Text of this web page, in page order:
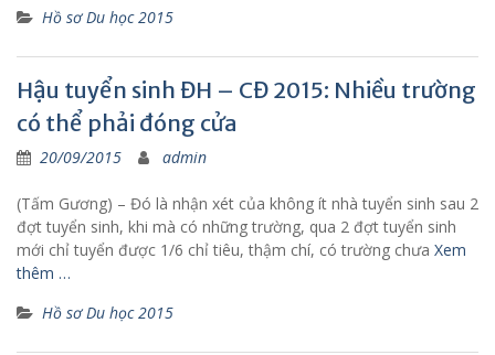
Hồ sơ Du học 2015
Hậu tuyển sinh ĐH – CĐ 2015: Nhiều trường
có thể phải đóng cửa
20/09/2015 admin
(Tấm Gương) – Đó là nhận xét của không ít nhà tuyển sinh sau 2
đợt tuyển sinh, khi mà có những trường, qua 2 đợt tuyển sinh
mới chỉ tuyển được 1/6 chỉ tiêu, thậm chí, có trường chưa Xem
thêm …
Hồ sơ Du học 2015